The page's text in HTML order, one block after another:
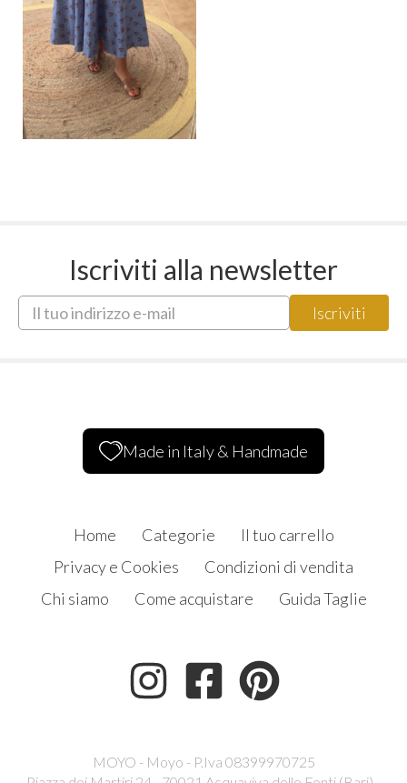
Iscriviti alla newsletter
Made in Italy & Handmade
Home Categorie
Il tuo carrello
Privacy e Cookies
Condizioni di vendita
Chi siamo
Come acquistare Guida Taglie
MOYO - Moyo - P.Iva 08399970725